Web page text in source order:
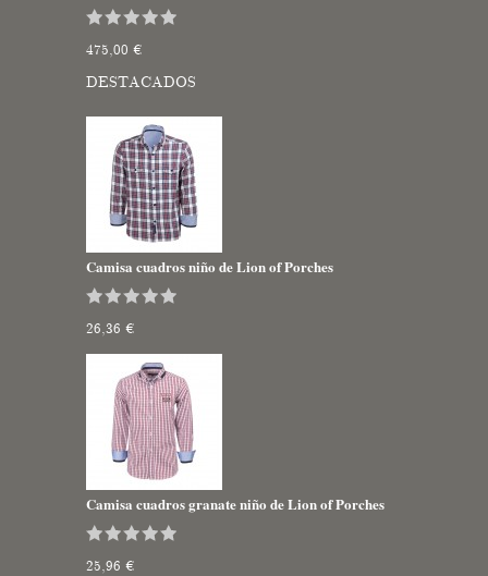
475,00 €
DESTACADOS
Camisa cuadros niño de Lion of Porches
26,36 €
Camisa cuadros granate niño de Lion of Porches
25,96 €